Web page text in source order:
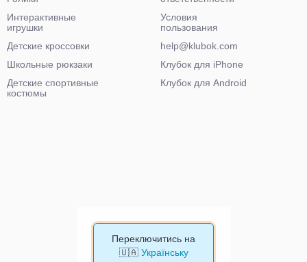
Интерактивные
игрушки
Детские кроссовки
Школьные рюкзаки
Детские спортивные
костюмы
Условия
пользования
help@klubok.com
Клубок для iPhone
Клубок для Android
Переключитись на
🇺🇦 Українську